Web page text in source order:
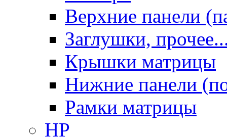
Верхние панели
Заглушки,
Крышки матрицы
Нижние панели
Рамки матрицы
HP